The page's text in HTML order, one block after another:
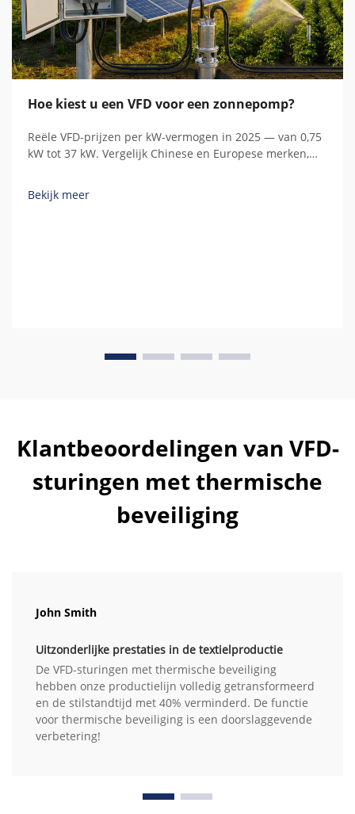
Hoe kiest u een VFD voor een zonnepomp?
Reële VFD-prijzen per kW-vermogen in 2025 — van 0,75
kW tot 37 kW. Vergelijk Chinese en Europese merken,
bezitkosten.
Bekijk meer
Klantbeoordelingen van VFD-
sturingen met thermische
beveiliging
John Smith
Uitzonderlijke prestaties in de textielproductie
De VFD-sturingen met thermische beveiliging
hebben onze productielijn volledig getransformeerd
en de stilstandtijd met 40% verminderd. De functie
voor thermische beveiliging is een doorslaggevende
verbetering!